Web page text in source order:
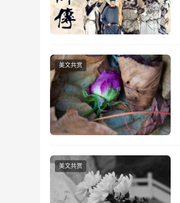
美文共赏
美文共赏